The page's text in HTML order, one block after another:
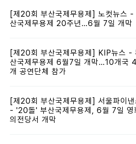
[제20회 부산국제무용제] 노컷뉴스 -
산국제무용제 20주년…6월 7일 개막
[제20회 부산국제무용제] KIP뉴스 -
산국제무용제 6월7일 개막…10개국
개 공연단체 참가
[제20회 부산국제무용제] 서울파이낸
- '20돌' 부산국제무용제, 6월 7일 영
의전당서 개막